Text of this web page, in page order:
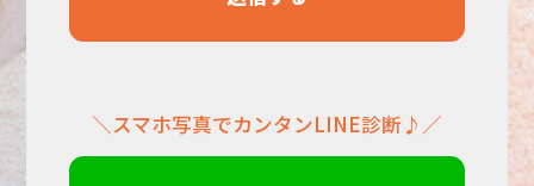
＼スマホ写真でカンタンLINE診断♪／